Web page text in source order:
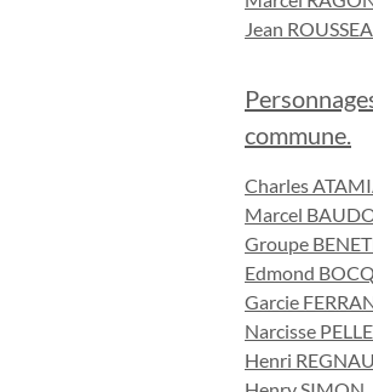
Jean
commune.
Charles
Marcel
Groupe
Edmond
Garcie
Narcisse
Henri